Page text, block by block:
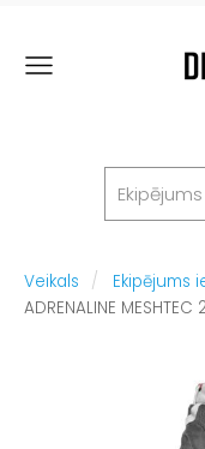
Veikals Ekipējums
ADRENALINE